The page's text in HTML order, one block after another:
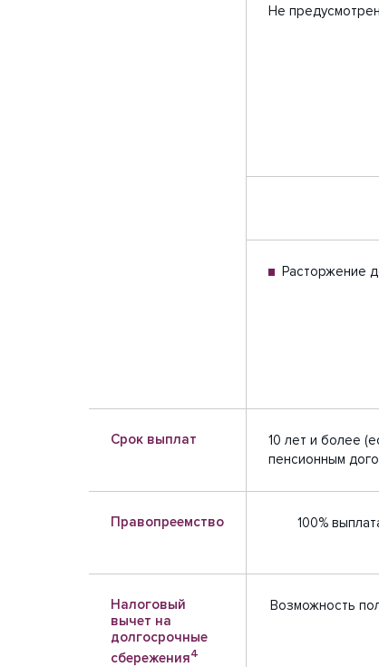
Не
Расторжение
Срок выплат
10 лет и более
пенсионным
Правопреемство
100%
Налоговый
вычет на
долгосрочные
сбережения4
Возможность